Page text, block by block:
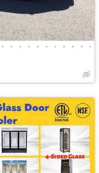
• • • • • • • • • • •